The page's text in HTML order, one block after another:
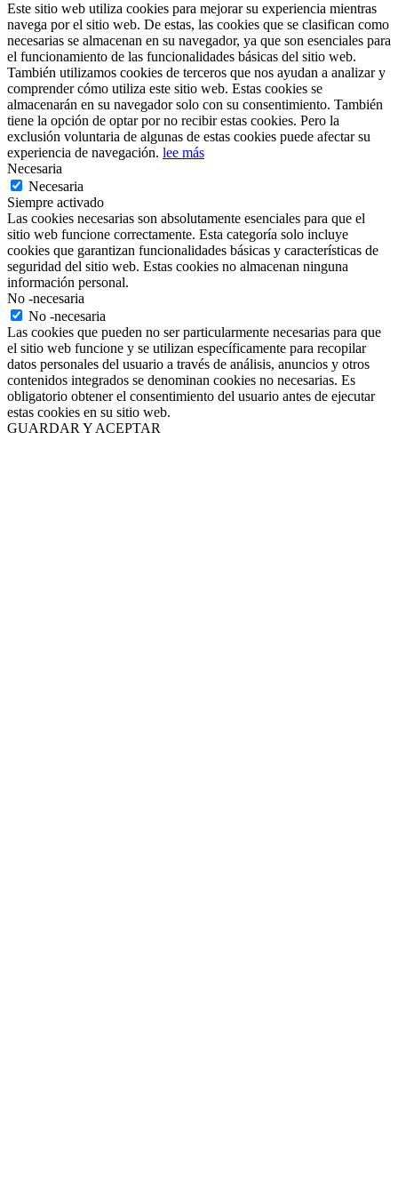
Este sitio web utiliza cookies para mejorar su experiencia mientras
navega por el sitio web. De estas, las cookies que se clasifican como
necesarias se almacenan en su navegador, ya que son esenciales para
el funcionamiento de las funcionalidades básicas del sitio web.
También utilizamos cookies de terceros que nos ayudan a analizar y
comprender cómo utiliza este sitio web. Estas cookies se
almacenarán en su navegador solo con su consentimiento. También
tiene la opción de optar por no recibir estas cookies. Pero la
exclusión voluntaria de algunas de estas cookies puede afectar su
experiencia de navegación. lee más
Necesaria
Necesaria
Siempre activado
Las cookies necesarias son absolutamente esenciales para que el
sitio web funcione correctamente. Esta categoría solo incluye
cookies que garantizan funcionalidades básicas y características de
seguridad del sitio web. Estas cookies no almacenan ninguna
información personal.
No -necesaria
No -necesaria
Las cookies que pueden no ser particularmente necesarias para que
el sitio web funcione y se utilizan específicamente para recopilar
datos personales del usuario a través de análisis, anuncios y otros
contenidos integrados se denominan cookies no necesarias. Es
obligatorio obtener el consentimiento del usuario antes de ejecutar
estas cookies en su sitio web.
GUARDAR Y ACEPTAR